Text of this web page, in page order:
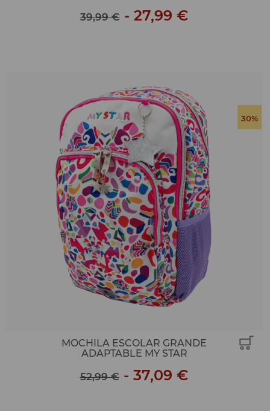
39,99 €- 27,99 €
30%
MOCHILA ESCOLAR GRANDE
ADAPTABLE MY STAR
52,99 €- 37,09 €